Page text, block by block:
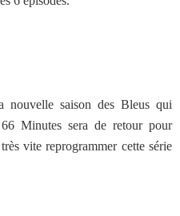
nouvelle saison des Bleus qui
Minutes sera de retour pour
vite reprogrammer cette série